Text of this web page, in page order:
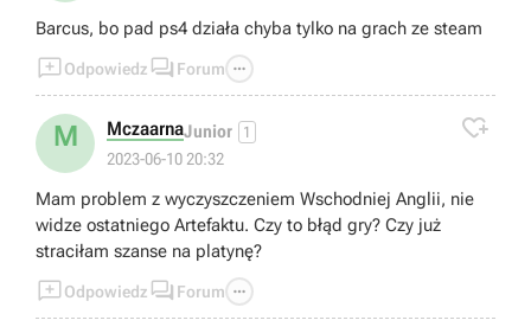
Barcus, bo pad ps4 działa chyba tylko na grach ze steam
Odpowiedz  Forum 
M MczaarnaJunior 1
2023-06-10 20:32

Mam problem z wyczyszczeniem Wschodniej Anglii, nie
widze ostatniego Artefaktu. Czy to błąd gry? Czy już
straciłam szanse na platynę?
Odpowiedz  Forum 